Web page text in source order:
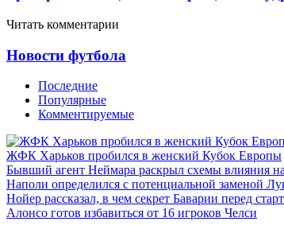
Читать комментарии
Новости футбола
Последние
Популярные
Комментируемые
ЖФК Харьков пробился в женский Кубок Европы
Бывший агент Неймара раскрыл схемы влияния
Наполи определился с потенциальной заменой
Нойер рассказал, в чем секрет Баварии перед
Алонсо готов избавиться от 16 игроков Челси